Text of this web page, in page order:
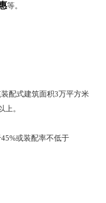
等。
配式建筑面积3万平方米
上。
或装配率不低于